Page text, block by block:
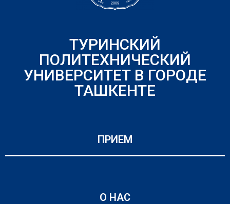
ТУРИНСКИЙ
ПОЛИТЕХНИЧЕСКИЙ
УНИВЕРСИТЕТ В ГОРОДЕ
ТАШКЕНТЕ
ПРИЕМ
О НАС